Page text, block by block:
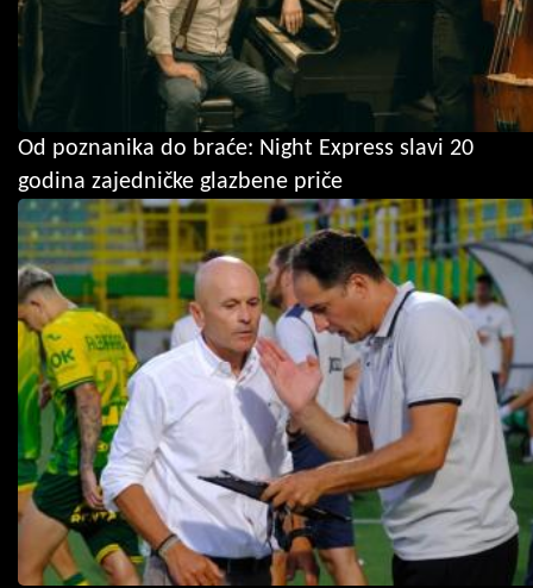
Od poznanika do braće: Night Express slavi 20
godina zajedničke glazbene priče